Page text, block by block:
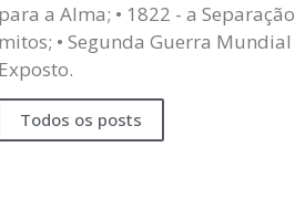
para a Alma; • 1822 - a
mitos; • Segunda Guerra
Exposto.
Todos os posts